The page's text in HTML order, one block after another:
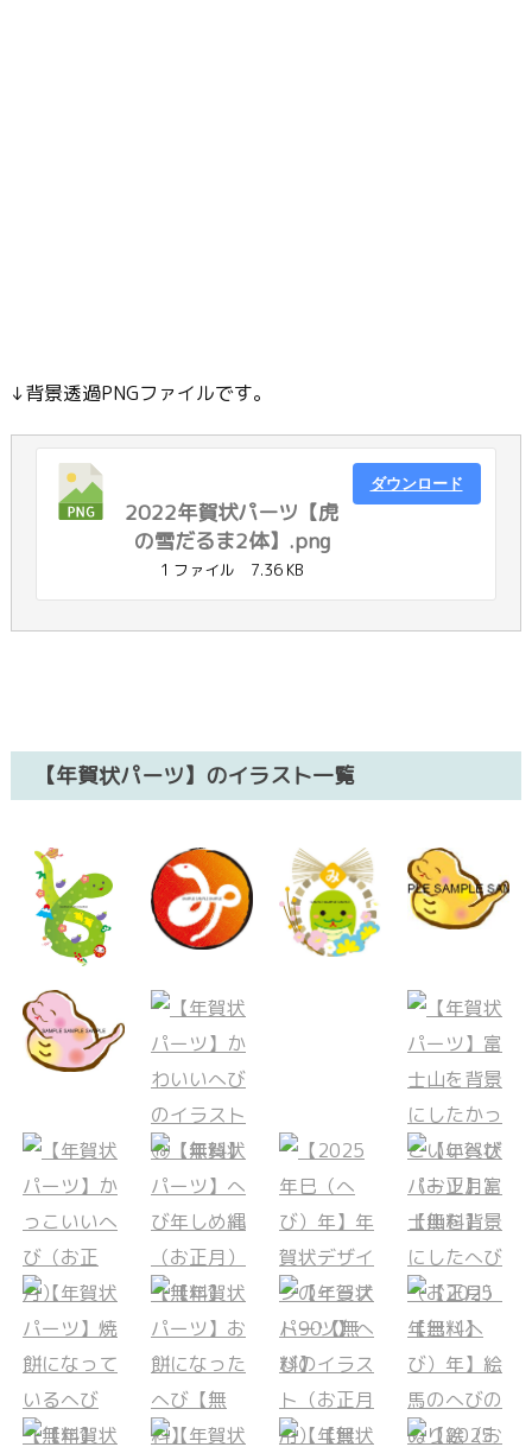
↓背景透過PNGファイルです。
2022年賀状パーツ【虎
の雪だるま2体】.png
1 ファイル 7.36 KB
ダウンロード
【年賀状パーツ】のイラスト一覧